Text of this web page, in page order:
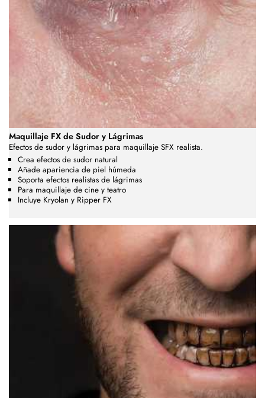
Maquillaje FX de Sudor y Lágrimas
Efectos de sudor y lágrimas para maquillaje SFX realista.
Crea efectos de sudor natural
Añade apariencia de piel húmeda
Soporta efectos realistas de lágrimas
Para maquillaje de cine y teatro
Incluye Kryolan y Ripper FX